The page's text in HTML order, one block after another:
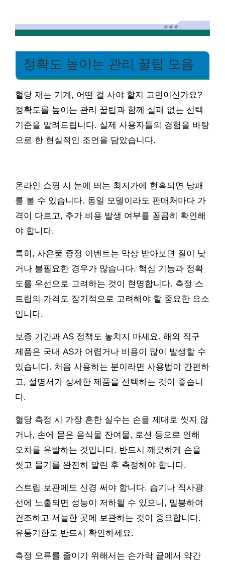
정확도 높이는 관리 꿀팁 모음
혈당 재는 기계, 어떤 걸 사야 할지 고민이신가요?
정확도를 높이는 관리 꿀팁과 함께 실패 없는 선택
기준을 알려드립니다. 실제 사용자들의 경험을 바탕
으로 한 현실적인 조언을 담았습니다.
온라인 쇼핑 시 눈에 띄는 최저가에 현혹되면 낭패
를 볼 수 있습니다. 동일 모델이라도 판매처마다 가
격이 다르고, 추가 비용 발생 여부를 꼼꼼히 확인해
야 합니다.
특히, 사은품 증정 이벤트는 막상 받아보면 질이 낮
거나 불필요한 경우가 많습니다. 핵심 기능과 정확
도를 우선으로 고려하는 것이 현명합니다. 측정 스
트립의 가격도 장기적으로 고려해야 할 중요한 요소
입니다.
보증 기간과 AS 정책도 놓치지 마세요. 해외 직구
제품은 국내 AS가 어렵거나 비용이 많이 발생할 수
있습니다. 처음 사용하는 분이라면 사용법이 간편하
고, 설명서가 상세한 제품을 선택하는 것이 좋습니
다.
혈당 측정 시 가장 흔한 실수는 손을 제대로 씻지 않
거나, 손에 묻은 음식물 잔여물, 로션 등으로 인해
오차를 유발하는 것입니다. 반드시 깨끗하게 손을
씻고 물기를 완전히 말린 후 측정해야 합니다.
스트립 보관에도 신경 써야 합니다. 습기나 직사광
선에 노출되면 성능이 저하될 수 있으니, 밀봉하여
건조하고 서늘한 곳에 보관하는 것이 중요합니다.
유통기한도 반드시 확인하세요.
측정 오류를 줄이기 위해서는 손가락 끝에서 약간